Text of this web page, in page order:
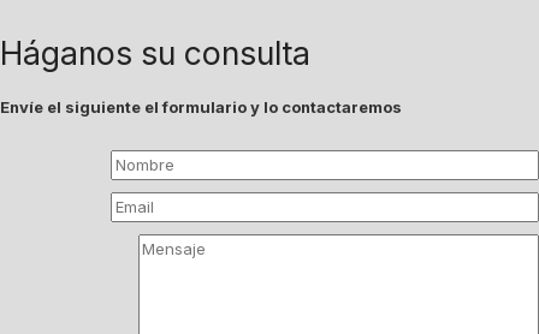
Háganos su consulta
Envíe el siguiente el formulario y lo contactaremos